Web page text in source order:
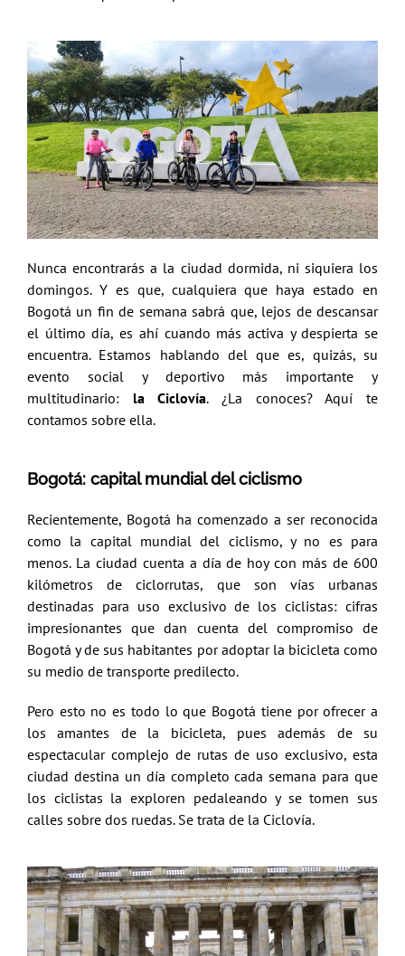
Nunca encontrarás a la ciudad dormida, ni siquiera los
domingos. Y es que, cualquiera que haya estado en
Bogotá un fin de semana sabrá que, lejos de descansar
el último día, es ahí cuando más activa y despierta se
encuentra. Estamos hablando del que es, quizás, su
evento social y deportivo más importante y
multitudinario: la Ciclovía. ¿La conoces? Aquí te
contamos sobre ella.
Bogotá: capital mundial del ciclismo
Recientemente, Bogotá ha comenzado a ser reconocida
como la capital mundial del ciclismo, y no es para
menos. La ciudad cuenta a día de hoy con más de 600
kilómetros de ciclorrutas, que son vías urbanas
destinadas para uso exclusivo de los ciclistas: cifras
impresionantes que dan cuenta del compromiso de
Bogotá y de sus habitantes por adoptar la bicicleta como
su medio de transporte predilecto.
Pero esto no es todo lo que Bogotá tiene por ofrecer a
los amantes de la bicicleta, pues además de su
espectacular complejo de rutas de uso exclusivo, esta
ciudad destina un día completo cada semana para que
los ciclistas la exploren pedaleando y se tomen sus
calles sobre dos ruedas. Se trata de la Ciclovía.